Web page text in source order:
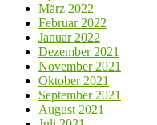
März 2022
Februar 2022
Januar 2022
Dezember 2021
November 2021
Oktober 2021
September 2021
August 2021